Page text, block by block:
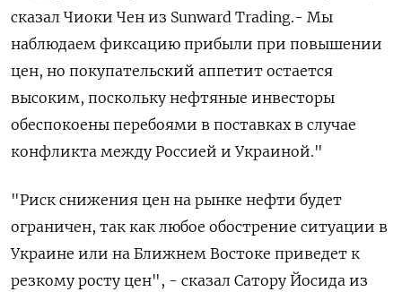
сказал Чиоки Чен из Sunward Trading.- Мы
наблюдаем фиксацию прибыли при повышении
цен, но покупательский аппетит остается
высоким, поскольку нефтяные инвесторы
обеспокоены перебоями в поставках в случае
конфликта между Россией и Украиной."
"Риск снижения цен на рынке нефти будет
ограничен, так как любое обострение ситуации в
Украине или на Ближнем Востоке приведет к
резкому росту цен", - сказал Сатору Йосида из